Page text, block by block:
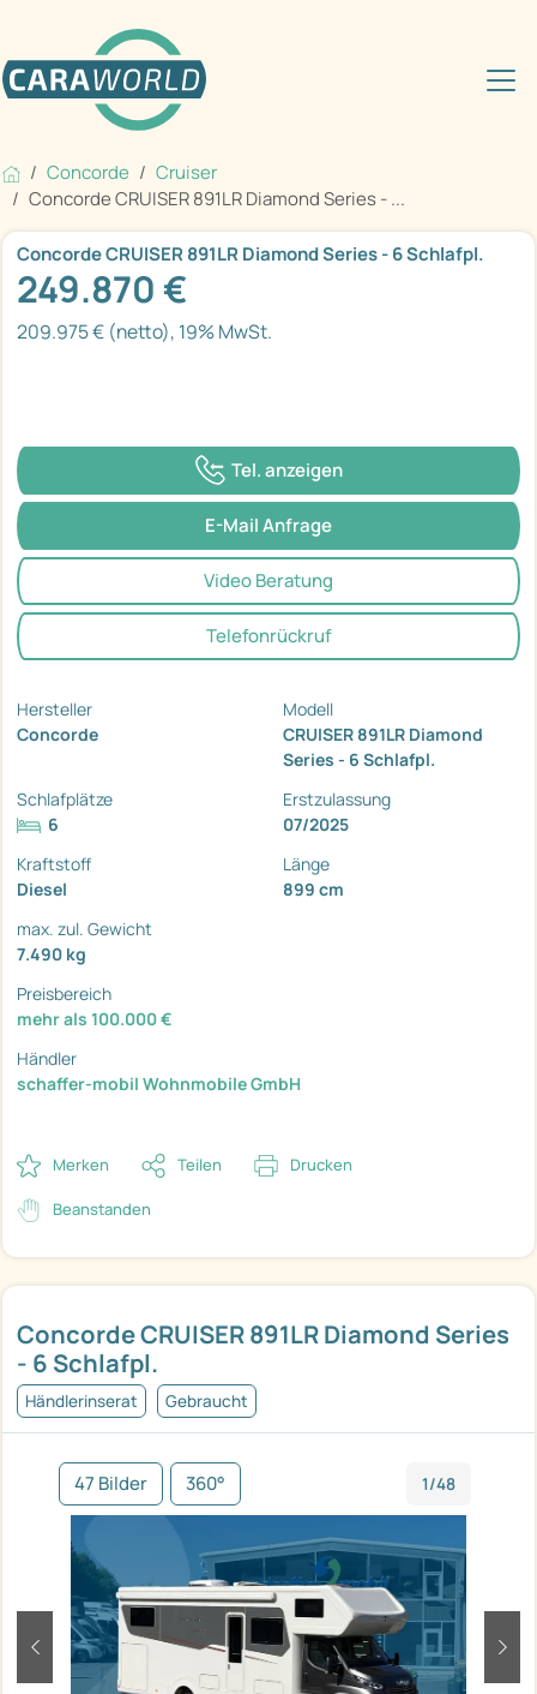
Concorde
Cruiser
Concorde CRUISER 891LR Diamond Series - ...
Concorde CRUISER 891LR Diamond Series
- 6 Schlafpl.
Händlerinserat Gebraucht
47 Bilder 360° 1/48
zurück
Concorde CRUISER 891LR Diamond Series - 6 Schlafpl.
249.870 €
209.975 € (netto), 19% MwSt.
Tel. anzeigen
E-Mail Anfrage
Video Beratung
Telefonrückruf
Hersteller
Concorde
Modell
CRUISER 891LR Diamond
Series - 6 Schlafpl.
Schlafplätze
6
Erstzulassung
07/2025
Kraftstoff
Diesel
Länge
899 cm
max. zul. Gewicht
7.490 kg
Preisbereich
mehr als 100.000 €
Händler
schaffer-mobil Wohnmobile GmbH
Merken Teilen Drucken
Beanstanden